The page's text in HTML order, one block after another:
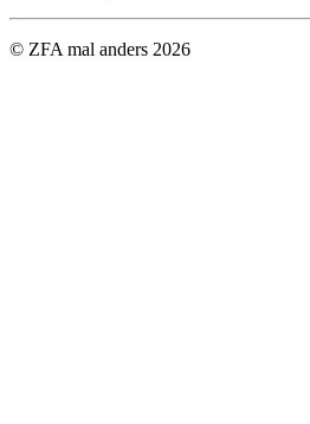
© ZFA mal anders 2026